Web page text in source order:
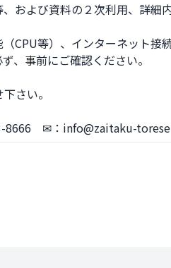
および資料の２次利用、詳細
CPU等）、インターネット接
、事前にご確認ください。
さい。
8666　✉：info@zaitaku-